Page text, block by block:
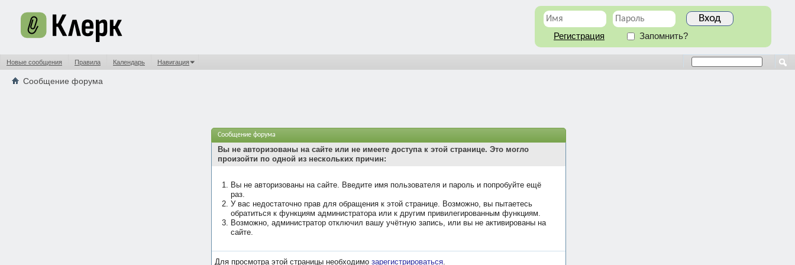
Регистрация Запомнить?
Новые сообщения Правила Календарь Навигация
Сообщение форума
Сообщение форума
Вы не авторизованы на сайте или не имеете доступа к этой странице. Это могло
произойти по одной из нескольких причин:
Вы не авторизованы на сайте. Введите имя пользователя и пароль и попробуйте ещё
раз.
У вас недостаточно прав для обращения к этой странице. Возможно, вы пытаетесь
обратиться к функциям администратора или к другим привилегированным функциям.
Возможно, администратор отключил вашу учётную запись, или вы не активированы на
сайте.
Для просмотра этой страницы необходимо зарегистрироваться